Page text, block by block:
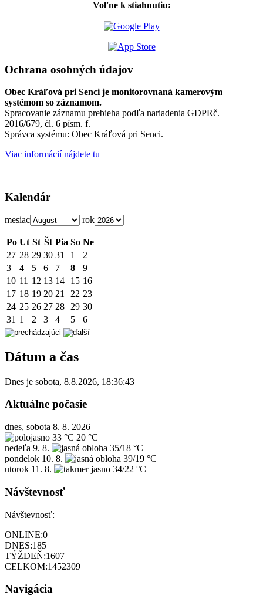
Voľne k stiahnutiu:
Ochrana osobných údajov
Obec Kráľová pri Senci je monitorovnaná kamerovým
systémom so záznamom.
Spracovanie záznamu prebieha podľa nariadenia GDPRč.
2016/679, čl. 6 písm. f.
Správca systému: Obec Kráľová pri Senci.
Viac informácií nájdete tu
Kalendár
mesiac rok
Po Ut St Št Pia So Ne
27 28 29 30 31 1
2
3
4 5 6 7 8
9
10 11 12 13 14 15 16
17 18 19 20 21 22 23
24 25 26 27 28 29 30
31 1 2 3 4 5 6
Dátum a čas
Dnes je sobota, 8.8.2026, 18:36:43
Aktuálne počasie
dnes, sobota 8. 8. 2026
33 °C 20 °C
nedeľa 9. 8.
35/18 °C
pondelok 10. 8.
39/19 °C
utorok 11. 8. 34/22 °C
Návštevnosť
Návštevnosť:
ONLINE:0
DNES:185
TÝŽDEŇ:1607
CELKOM:1452309
Navigácia